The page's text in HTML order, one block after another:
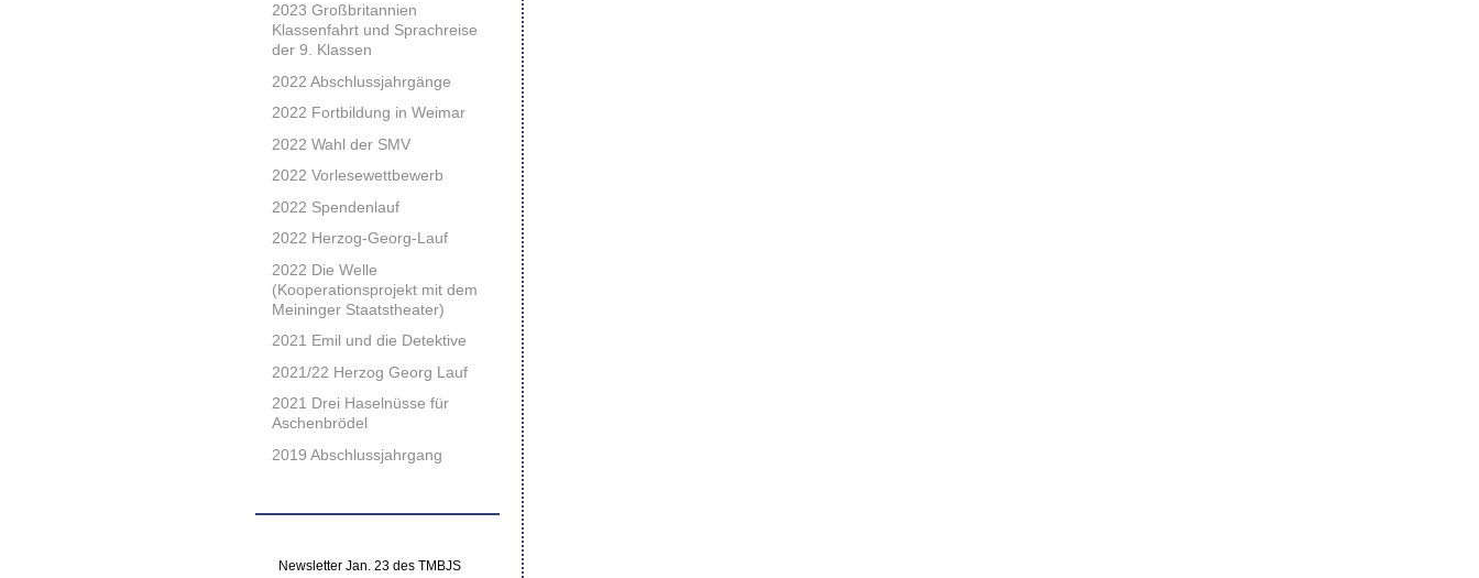
2023 Großbritannien
Klassenfahrt und Sprachreise
der 9. Klassen
2022 Abschlussjahrgänge
2022 Fortbildung in Weimar
2022 Wahl der SMV
2022 Vorlesewettbewerb
2022 Spendenlauf
2022 Herzog-Georg-Lauf
2022 Die Welle
(Kooperationsprojekt mit dem
Meininger Staatstheater)
2021 Emil und die Detektive
2021/22 Herzog Georg Lauf
2021 Drei Haselnüsse für
Aschenbrödel
2019 Abschlussjahrgang
Newsletter Jan. 23 des TMBJS